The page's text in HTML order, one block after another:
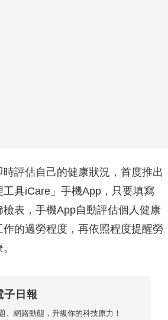
評估自己的健康狀況，首度推出
工具iCare」手機App，只要填寫
表，手機App自動評估個人健康
的過勞程度，再依照程度提醒勞
子日報
、網路動態，升級你的科技原力！